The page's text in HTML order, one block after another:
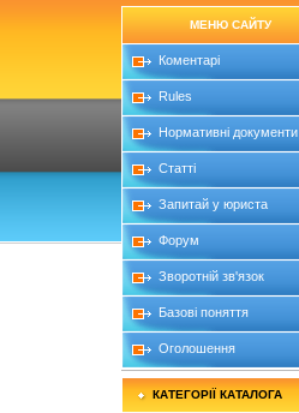
МЕНЮ САЙТУ
Коментарі
Rules
Нормативні документи
Статті
Запитай у юриста
Форум
Зворотній зв'язок
Базові поняття
Оголошення
КАТЕГОРІЇ КАТАЛОГА